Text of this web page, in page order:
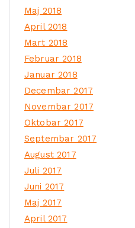
Maj 2018
April 2018
Mart 2018
Februar 2018
Januar 2018
Decembar 2017
Novembar 2017
Oktobar 2017
Septembar 2017
August 2017
Juli 2017
Juni 2017
Maj 2017
April 2017